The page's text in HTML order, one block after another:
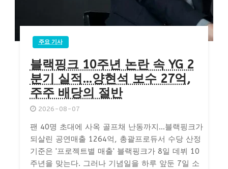
주요 기사
블랙핑크 10주년 논란 속 YG 2
분기 실적…양현석 보수 27억,
주주 배당의 절반
2026-08-07
팬 40명 초대에 사옥 골프채 난동까지…블랙핑크가
되살린 공연매출 1264억, 총괄프로듀서 수당 산정
기준은 '프로젝트별 매출' 블랙핑크가 8일 데뷔 10
주년을 맞는다. 그러나 기념일을 하루 앞둔 7일 소